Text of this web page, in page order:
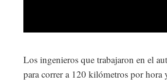
Los ingenieros que trabajaron en el
para correr a 120 kilómetros por hora